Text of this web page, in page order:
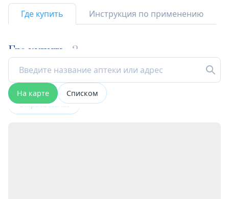
Где купить Инструкция по применению
Где купить 2
На карте Списком
Открыта сейчас